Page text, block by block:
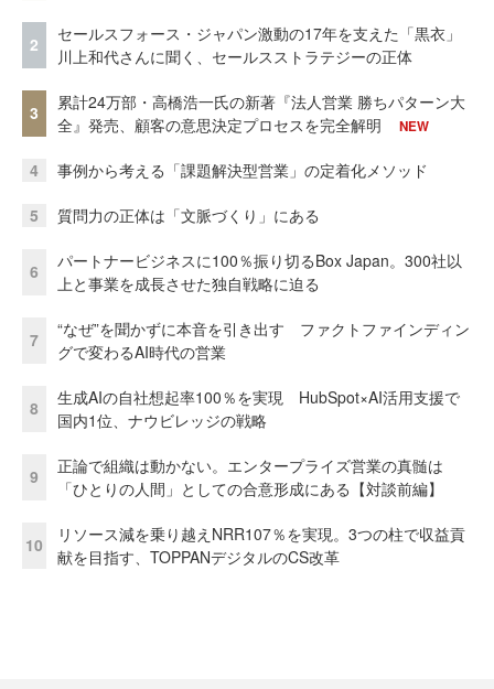
2
セールスフォース・ジャパン激動の17年を支えた「黒衣」
川上和代さんに聞く、セールスストラテジーの正体
3
累計24万部・高橋浩一氏の新著『法人営業 勝ちパターン大
全』発売、顧客の意思決定プロセスを完全解明
NEW
4 事例から考える「課題解決型営業」の定着化メソッド
5 質問力の正体は「文脈づくり」にある
6
パートナービジネスに100％振り切るBox Japan。300社以
上と事業を成長させた独自戦略に迫る
7
“なぜ”を聞かずに本音を引き出す ファクトファインディン
グで変わるAI時代の営業
8
生成AIの自社想起率100％を実現 HubSpot×AI活用支援で
国内1位、ナウビレッジの戦略
9
正論で組織は動かない。エンタープライズ営業の真髄は
「ひとりの人間」としての合意形成にある【対談前編】
10
リソース減を乗り越えNRR107％を実現。3つの柱で収益貢
献を目指す、TOPPANデジタルのCS改革